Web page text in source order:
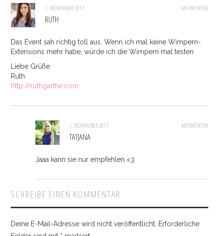
ANTWORTEN
1. NOVEMBER 2017
RUTH
Das Event sah richtig toll aus. Wenn ich mal keine Wimpern-
Extensions mehr habe, würde ich die Wimpern mal testen.
Liebe Grüße
Ruth
http://ruthgarthe.com
ANTWORTEN
1. NOVEMBER 2017
TATJANA
Jaaa kann sie nur empfehlen <3
SCHREIBE EINEN KOMMENTAR
Deine E-Mail-Adresse wird nicht veröffentlicht. Erforderliche